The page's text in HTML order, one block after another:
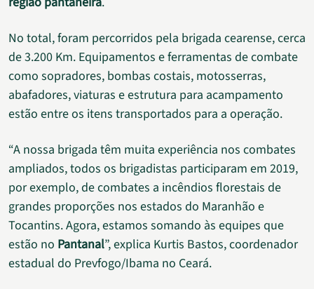
No total, foram percorridos pela brigada cearense, cerca
de 3.200 Km. Equipamentos e ferramentas de combate
como sopradores, bombas costais, motosserras,
abafadores, viaturas e estrutura para acampamento
estão entre os itens transportados para a operação.
“A nossa brigada têm muita experiência nos combates
ampliados, todos os brigadistas participaram em 2019,
por exemplo, de combates a incêndios florestais de
grandes proporções nos estados do Maranhão e
Tocantins. Agora, estamos somando às equipes que
estão no Pantanal”, explica Kurtis Bastos, coordenador
estadual do Prevfogo/Ibama no Ceará.